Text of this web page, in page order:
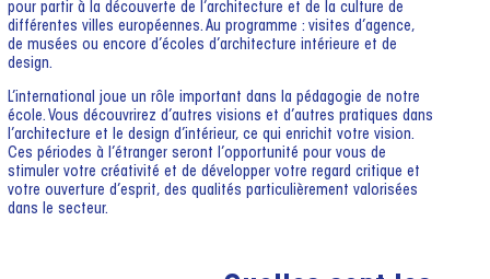
pour partir à la découverte de l’architecture et de la culture de
différentes villes européennes. Au programme : visites d’agence,
de musées ou encore d’écoles d’architecture intérieure et de
design.
L’international joue un rôle important dans la pédagogie de notre
école. Vous découvrirez d’autres visions et d’autres pratiques dans
l’architecture et le design d’intérieur, ce qui enrichit votre vision.
Ces périodes à l’étranger seront l’opportunité pour vous de
stimuler votre créativité et de développer votre regard critique et
votre ouverture d’esprit, des qualités particulièrement valorisées
dans le secteur.